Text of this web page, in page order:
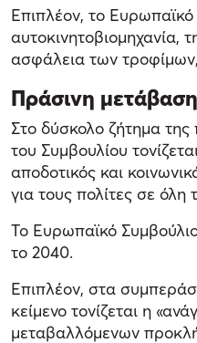
Επιπλέον, το
αυτοκινητοβιομηχανία,
ασφάλεια των
Πράσινη μετάβαση
Στο δύσκολο ζήτημα
του Συμβουλίου
αποδοτικός και
για τους πολίτες σε όλη
Το Ευρωπαϊκό
το 2040.
Επιπλέον, στα
κείμενο τονίζεται η
μεταβαλλόμενων